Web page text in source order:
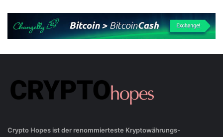
Crypto Hopes ist der renommierteste Kryptowährungs-